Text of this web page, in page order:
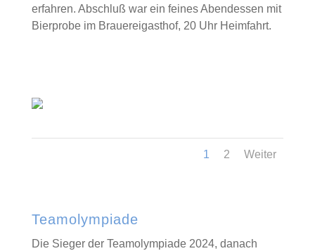
erfahren. Abschluß war ein feines Abendessen mit
Bierprobe im Brauereigasthof, 20 Uhr Heimfahrt.
1 2 Weiter
Teamolympiade
Die Sieger der Teamolympiade 2024, danach